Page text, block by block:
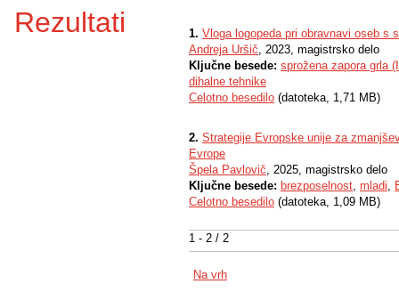
Rezultati
1 - 2 / 2
1. Vloga logopeda pri obravnavi oseb s
Andreja Uršič, 2023, magistrsko delo
Ključne besede: sprožena zapora grla
dihalne tehnike
Celotno besedilo (datoteka, 1,71 MB)
2. Strategije Evropske unije za
Evrope
Špela Pavlovič, 2025, magistrsko delo
Ključne besede: brezposelnost, mladi,
Celotno besedilo (datoteka, 1,09 MB)
Na vrh